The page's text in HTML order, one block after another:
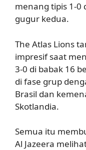
menang tipis 1-0
gugur kedua.
The Atlas Lions
impresif saat
3-0 di babak 16
di fase grup
Brasil dan
Skotlandia.
Semua itu
Al Jazeera